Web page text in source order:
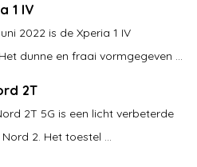
1 IV
2022 is de Xperia 1 IV
dunne en fraai vormgegeven ...
2T
2T 5G is een licht verbeterde
2. Het toestel ...